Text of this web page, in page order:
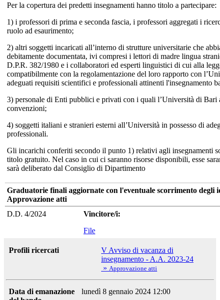
Per la copertura dei predetti insegnamenti hanno titolo a partecipare:
1) i professori di prima e seconda fascia, i professori aggregati i
ruolo ad esaurimento;
2) altri soggetti incaricati all’interno di strutture universitarie che
debitamente documentata, ivi compresi i lettori di madre lingua
D.P.R. 382/1980 e i collaboratori ed esperti linguistici di cui alla
compatibilmente con la regolamentazione del loro rapporto con
adeguati requisiti scientifici e professionali attinenti l'insegnamento
3) personale di Enti pubblici e privati con i quali l’Università di Bari
convenzioni;
4) soggetti italiani e stranieri esterni all’Università in possesso di
professionali.
Gli incarichi conferiti secondo il punto 1) relativi agli insegnamenti
titolo gratuito. Nel caso in cui ci saranno risorse disponibili, esse
sarà deliberato dal Consiglio di Dipartimento
Graduatorie finali aggiornate con l'eventuale scorrimento degli
Approvazione atti
D.D. 4/2024
Vincitore/i:
File
Profili ricercati
V Avviso di vacanza di
insegnamento - A.A. 2023-24
» Approvazione atti
Data di emanazione
lunedì 8 gennaio 2024 12:00